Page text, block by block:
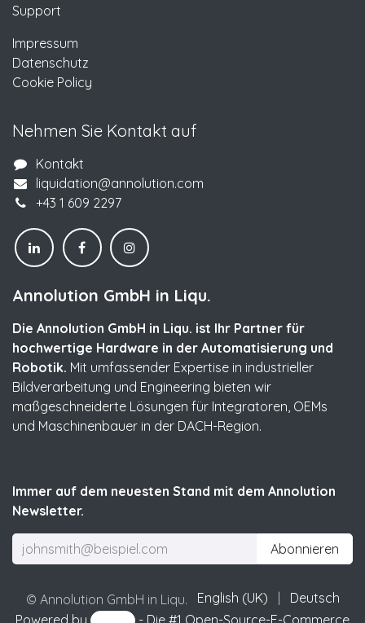
Support
Impressum
Datenschutz
Cookie Policy
Nehmen Sie Kontakt auf
Kontakt
liquidation@annolution.com
+43 1 609 2297
Annolution GmbH in Liqu.
Die Annolution GmbH in Liqu. ist Ihr Partner für
hochwertige Hardware in der Automatisierung und
Robotik. Mit umfassender Expertise in industrieller
Bildverarbeitung und Engineering bieten wir
maßgeschneiderte Lösungen für Integratoren, OEMs
und Maschinenbauer in der DACH-Region.
Immer auf dem neuesten Stand mit dem Annolution
Newsletter.
Abonnieren
© Annolution GmbH in Liqu. English (UK)
Deutsch